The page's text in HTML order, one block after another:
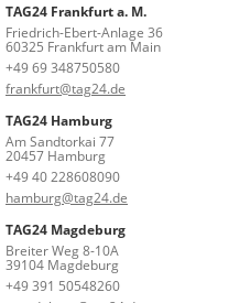
TAG24 Frankfurt a. M.
Friedrich-Ebert-Anlage 36
60325 Frankfurt am Main
+49 69 348750580
frankfurt@tag24.de
TAG24 Hamburg
Am Sandtorkai 77
20457 Hamburg
+49 40 228608090
hamburg@tag24.de
TAG24 Magdeburg
Breiter Weg 8-10A
39104 Magdeburg
+49 391 50548260